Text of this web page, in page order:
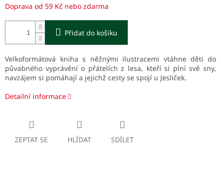
Doprava od 59 Kč nebo zdarma
Přidat do košíku
Velkoformátová kniha s něžnými ilustracemi vtáhne děti do
půvabného vyprávění o přátelích z lesa, kteří si plní své sny,
navzájem si pomáhají a jejichž cesty se spojí u Jesliček.
Detailní informace
ZEPTAT SE HLÍDAT SDÍLET